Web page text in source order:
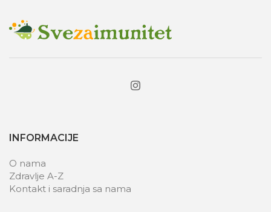
INFORMACIJE
O nama
Zdravlje A-Z
Kontakt i saradnja sa nama